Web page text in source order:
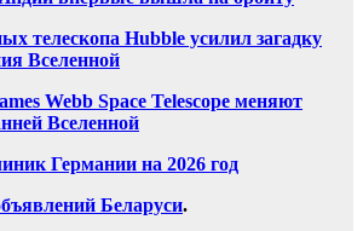
телескопа Hubble усилил загадку
Вселенной
Webb Space Telescope меняют
Вселенной
Германии на 2026 год
Беларуси.